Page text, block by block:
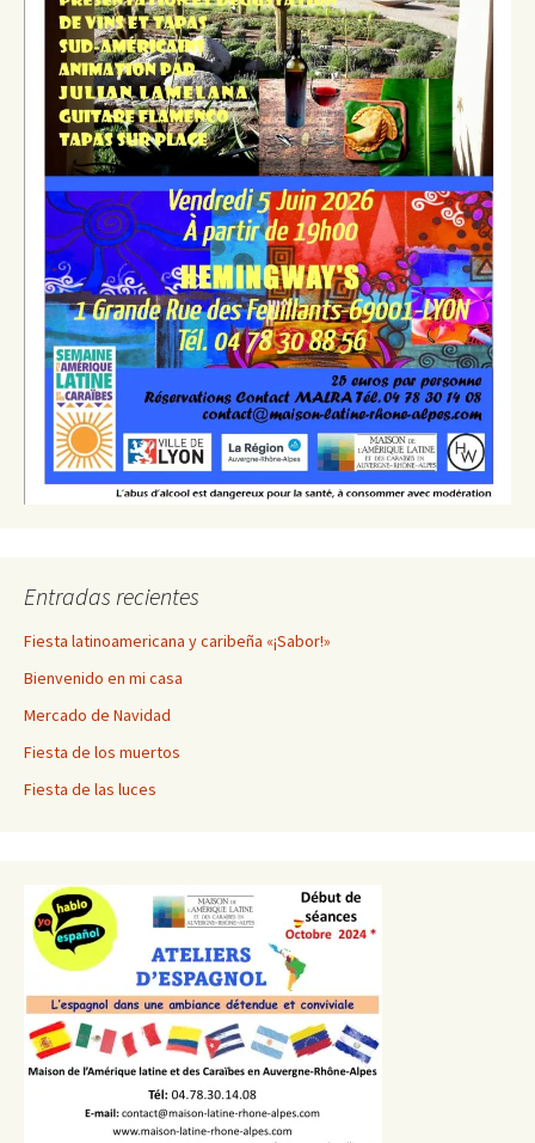
Entradas recientes
Fiesta latinoamericana y caribeña «¡Sabor!»
Bienvenido en mi casa
Mercado de Navidad
Fiesta de los muertos
Fiesta de las luces